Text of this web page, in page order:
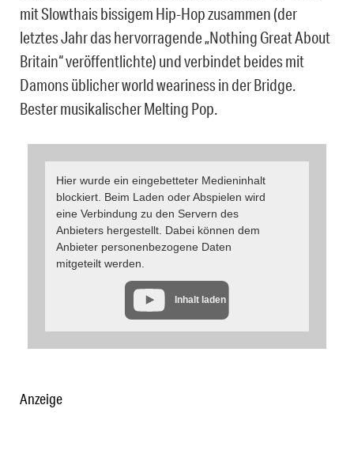
mit Slowthais bissigem Hip-Hop zusammen (der
letztes Jahr das hervorragende „Nothing Great About
Britain“ veröffentlichte) und verbindet beides mit
Damons üblicher world weariness in der Bridge.
Bester musikalischer Melting Pop.
Hier wurde ein eingebetteter Medieninhalt
blockiert. Beim Laden oder Abspielen wird
eine Verbindung zu den Servern des
Anbieters hergestellt. Dabei können dem
Anbieter personenbezogene Daten
mitgeteilt werden.
Inhalt laden
Anzeige